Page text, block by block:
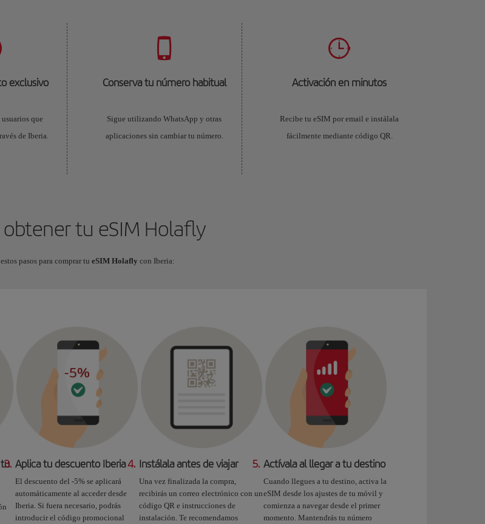
exclusivo
que
de Iberia.
Conserva tu número habitual
Sigue utilizando WhatsApp y otras
aplicaciones sin cambiar tu número.
Activación en minutos
Recibe tu eSIM por email e instálala
fácilmente mediante código QR.
obtener tu eSIM Holafly
pasos para comprar tu eSIM Holafly con Iberia:
3. Aplica tu descuento Iberia
El descuento del -5% se aplicará
automáticamente al acceder desde
Iberia. Si fuera necesario, podrás
introducir el código promocional
4. Instálala antes de viajar
Una vez finalizada la compra,
recibirás un correo electrónico con un
código QR e instrucciones de
instalación. Te recomendamos
5. Actívala al llegar a tu destino
Cuando llegues a tu destino, activa la
eSIM desde los ajustes de tu móvil y
comienza a navegar desde el primer
momento. Mantendrás tu número